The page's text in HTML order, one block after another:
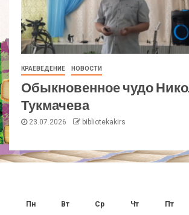
КРАЕВЕДЕНИЕ НОВОСТИ
Обыкновенное чудо
Тукмачева
23.07.2026 bibliotekakirs
Пн Вт Ср Чт Пт